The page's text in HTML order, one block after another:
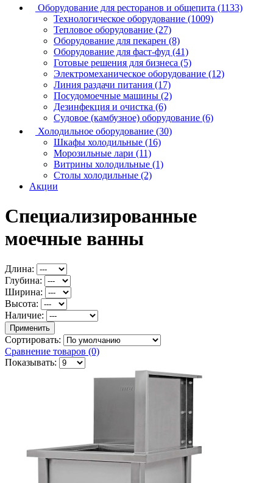
Оборудование для ресторанов и общепита (1133)
Технологическое оборудование (1009)
Тепловое оборудование (27)
Оборудование для пекарен (8)
Оборудование для фаст-фуд (41)
Готовые решения для бизнеса (5)
Электромеханическое оборудование (12)
Линия раздачи питания (17)
Посудомоечные машины (2)
Дезинфекция и очистка (6)
Судовое (камбузное) оборудование (6)
Холодильное оборудование (30)
Шкафы холодильные (16)
Морозильные лари (11)
Витрины холодильные (1)
Столы холодильные (2)
Акции
Специализированные
моечные ванны
Длина:
Глубина:
Ширина:
Высота:
Наличие:
Сортировать:
Сравнение товаров (0)
Показывать: